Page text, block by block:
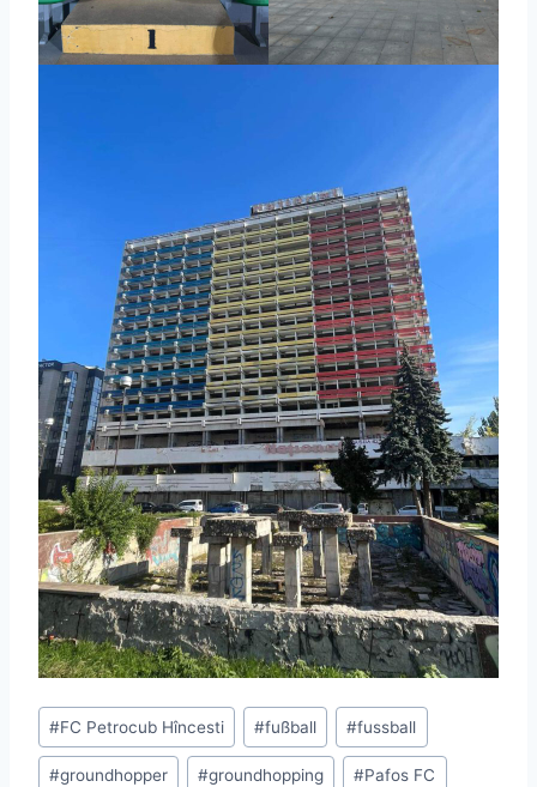
Schlagworte:
#FC Petrocub Hîncesti #fußball #fussball
#groundhopper #groundhopping #Pafos FC